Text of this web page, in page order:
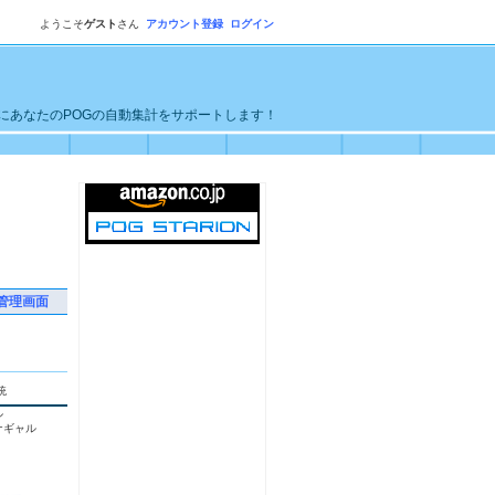
ようこそゲスト さん アカウント登録 ログイン
なたのPOGの自動集計をサポートします！
理画面
ギャル